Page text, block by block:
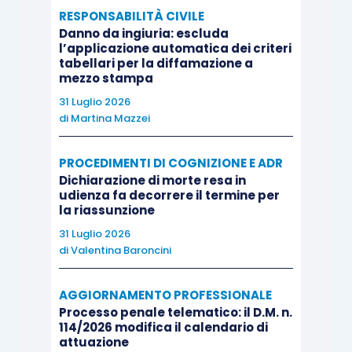
dal diritto francese. Le condizioni generali di
vendita in lingua francese costituiscono l’unico
testo autentico”.
SOLUZIONE
La clausola di scelta del foro competente in
favore del Giudice francese, ed in favore della
legge francese, era contenuta nelle condizioni
era stata espressamente richiamata nel suo
contenuto nel testo del contratto firmato.
Pertanto, la Corte ha chiarito che dalla mera
indicazione – nell’indice – del capitolo recante
RESPONSABILITÀ CIVILE
Danno da ingiuria: escluda
l’applicazione automatica dei criteri
tabellari per la diffamazione a
mezzo stampa
31 Luglio 2026
di Martina Mazzei
PROCEDIMENTI DI COGNIZIONE E ADR
Dichiarazione di morte resa in
udienza fa decorrere il termine per
la riassunzione
31 Luglio 2026
diValentina Baroncini
AGGIORNAMENTO PROFESSIONALE
Processo penale telematico: il D.M. n.
114/2026 modifica il calendario di
attuazione